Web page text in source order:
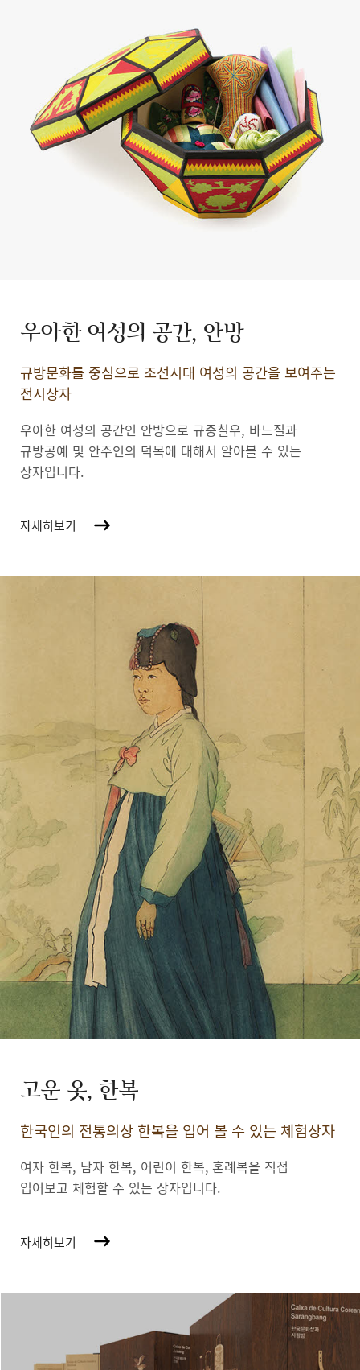
우아한 여성의 공간, 안방
규방문화를 중심으로 조선시대 여성의 공간을 보여주는
전시상자
우아한 여성의 공간인 안방으로 규중칠우, 바느질과
규방공예 및 안주인의 덕목에 대해서 알아볼 수 있는
상자입니다.
자세히보기
고운 옷, 한복
한국인의 전통의상 한복을 입어 볼 수 있는 체험상자
여자 한복, 남자 한복, 어린이 한복, 혼례복을 직접
입어보고 체험할 수 있는 상자입니다.
자세히보기